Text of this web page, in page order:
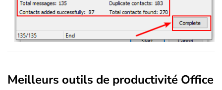
Meilleurs outils de productivité Office